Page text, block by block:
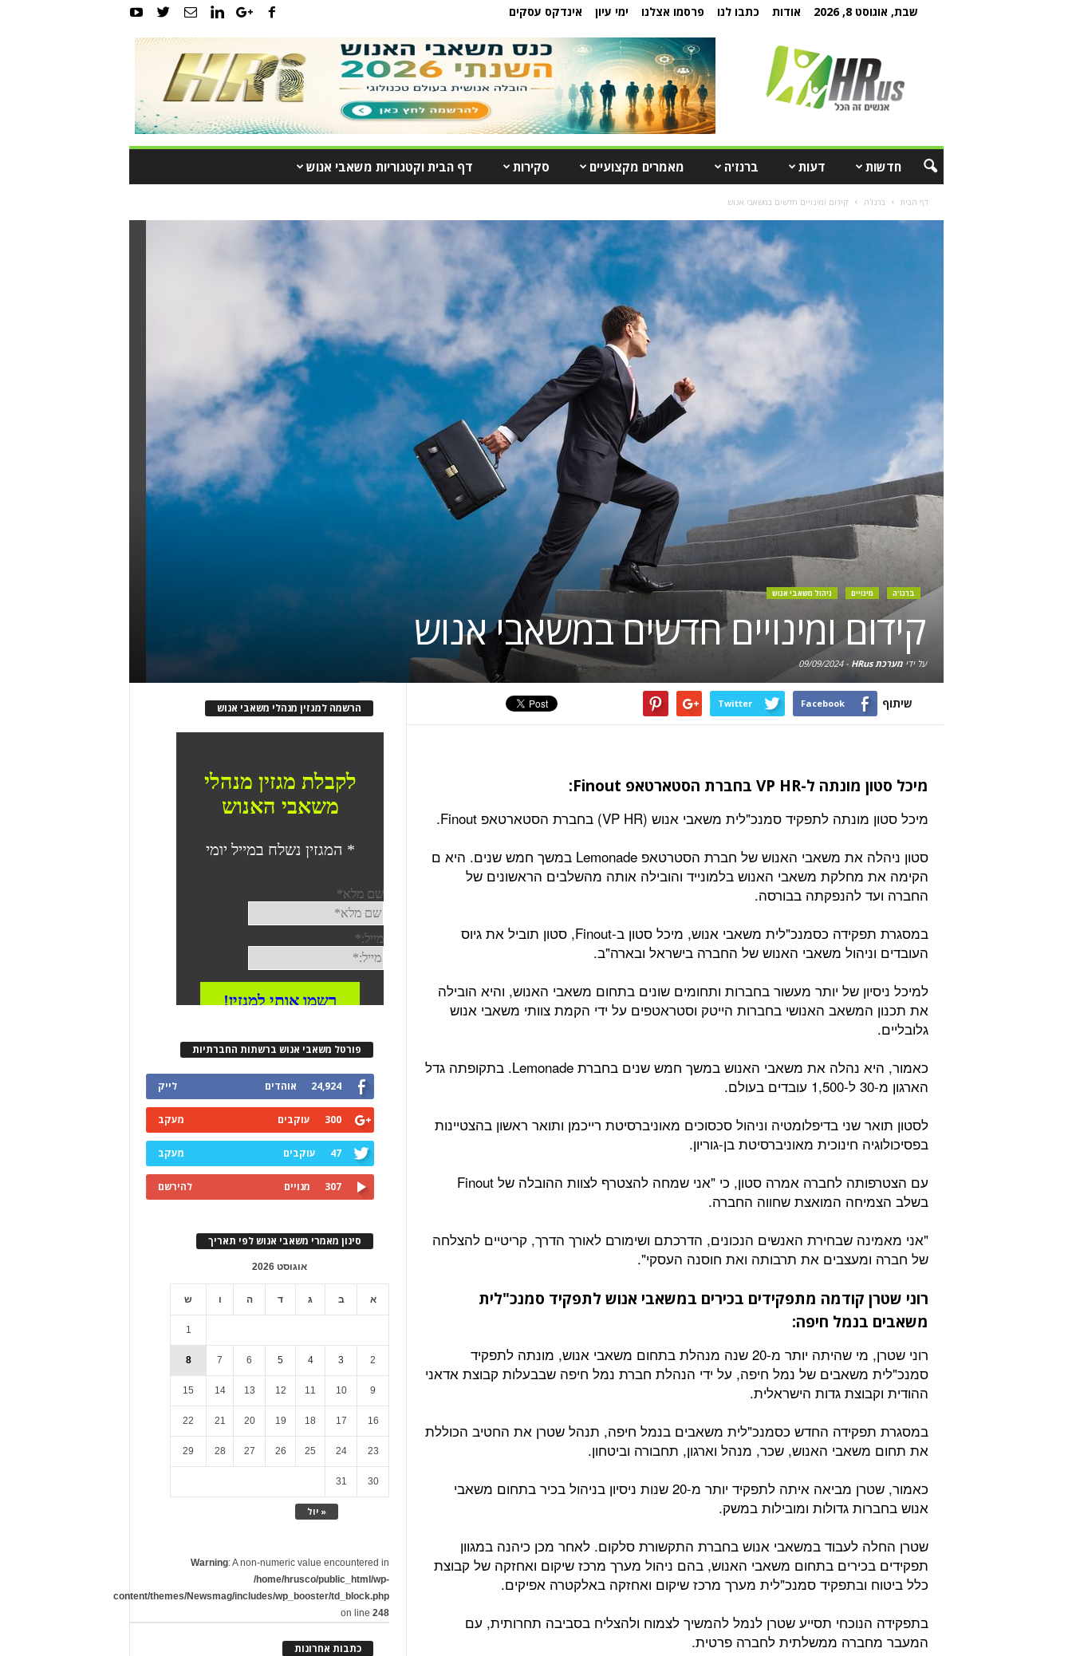
שבת, אוגוסט 8, 2026 אודות כתבו לנו פרסמו אצלנו ימי עיון אינדקס עסקים
חדשות דעות ברנז'ה מאמרים מקצועיים סקירות דף הבית וקטגוריות משאבי אנוש
דף הבית ברנז'ה קידום ומינויים חדשים במשאבי אנוש
ברנז'ה מינויים ניהול משאבי אנוש
קידום ומינויים חדשים במשאבי אנוש
על ידימערכת HRus -
09/09/2024
שיתוף Facebook
Twitter
מיכל סטון מונתה ל-VP HR בחברת הסטארטאפ Finout:
מיכל סטון מונתה לתפקיד סמנכ"לית משאבי אנוש (VP HR) בחברת הסטארטאפ Finout.
סטון ניהלה את משאבי האנוש של חברת הסטרטאפ Lemonade במשך חמש שנים. היא ם
הקימה את מחלקת משאבי האנוש בלמונייד והובילה אותה מהשלבים הראשונים של
החברה ועד להנפקתה בבורסה.
במסגרת תפקידה כסמנכ"לית משאבי אנוש, מיכל סטון ב-Finout, סטון תוביל את גיוס
העובדים וניהול משאבי האנוש של החברה בישראל ובארה"ב.
למיכל ניסיון של יותר מעשור בחברות ותחומים שונים בתחום משאבי האנוש, והיא הובילה
את תכנון המשאב האנושי בחברות הייטק וסטראטפים על ידי הקמת צוותי משאבי אנוש
גלובליים.
כאמור, היא נהלה את משאבי האנוש במשך חמש שנים בחברת Lemonade. בתקופתה גדל
הארגון מ-30 ל-1,500 עובדים בעולם.
לסטון תואר שני בדיפלומטיה וניהול סכסוכים מאוניברסיטת רייכמן ותואר ראשון בהצטיינות
בפסיכולוגיה חינוכית מאוניברסיטת בן-גוריון.
עם הצטרפותה לחברה אמרה סטון, כי "אני שמחה להצטרף לצוות ההובלה של Finout
בשלב הצמיחה המואצת שחווה החברה.
"אני מאמינה שבחירת האנשים הנכונים, הדרכתם ושימורם לאורך הדרך, קריטיים להצלחה
של חברה ומעצבים את תרבותה ואת חוסנה העסקי".
רוני שטרן קודמה מתפקידים בכירים במשאבי אנוש לתפקיד סמנכ"לית
משאבים בנמל חיפה:
רוני שטרן, מי שהיתה יותר מ-20 שנה מנהלת בתחום משאבי אנוש, מונתה לתפקיד
סמנכ"לית משאבים של נמל חיפה, על ידי הנהלת חברת נמל חיפה שבבעלות קבוצת אדאני
ההודית וקבוצת גדות הישראלית.
במסגרת תפקידה החדש כסמנכ"לית משאבים בנמל חיפה, תנהל שטרן את החטיב הכוללת
את תחום משאבי האנוש, שכר, מנהל וארגון, תחבורה וביטחון.
כאמור, שטרן מביאה איתה לתפקיד יותר מ-20 שנות ניסיון בניהול בכיר בתחום משאבי
אנוש בחברות גדולות ומובילות במשק.
שטרן החלה לעבוד במשאבי אנוש בחברת התקשורת סלקום. לאחר מכן כיהנה במגוון
תפקידים בכירים בתחום משאבי האנוש, בהם ניהול מערך מרכז שיקום ואחזקה של קבוצת
כלל ביטוח ובתפקיד סמנכ"לית מערך מרכז שיקום ואחזקה באלקטרה אפיקים.
בתפקידה הנוכחי תסייע שטרן לנמל להמשיך לצמוח ולהצליח בסביבה תחרותית, עם
המעבר מחברה ממשלתית לחברה פרטית.
הרשמה למגזין מנהלי משאבי אנוש
פורטל משאבי אנוש ברשתות החברתיות
24,924 אוהדים לייק
300 עוקבים מעקב
47 עוקבים מעקב
307 מנויים להירשם
סינון מאמרי משאבי אנוש לפי תאריך
אוגוסט 2026
א ב ג ד ה ו ש
« יול
1
2
3
4
5
6
7
8
9
10
11
12
13
14
15
16
17
18
19
20
21
22
23
24
25
26
27
28
29
30
31
Warning: A non-numeric value encountered in
/home/hrusco/public_html/wp-
content/themes/Newsmag/includes/wp_booster/td_block.php
on line248
כתבות אחרונות